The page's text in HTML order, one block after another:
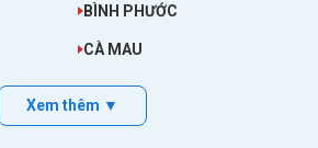
BÌNH PHƯỚC
CÀ MAU
Xem thêm ▼